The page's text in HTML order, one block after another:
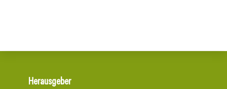
Herausgeber